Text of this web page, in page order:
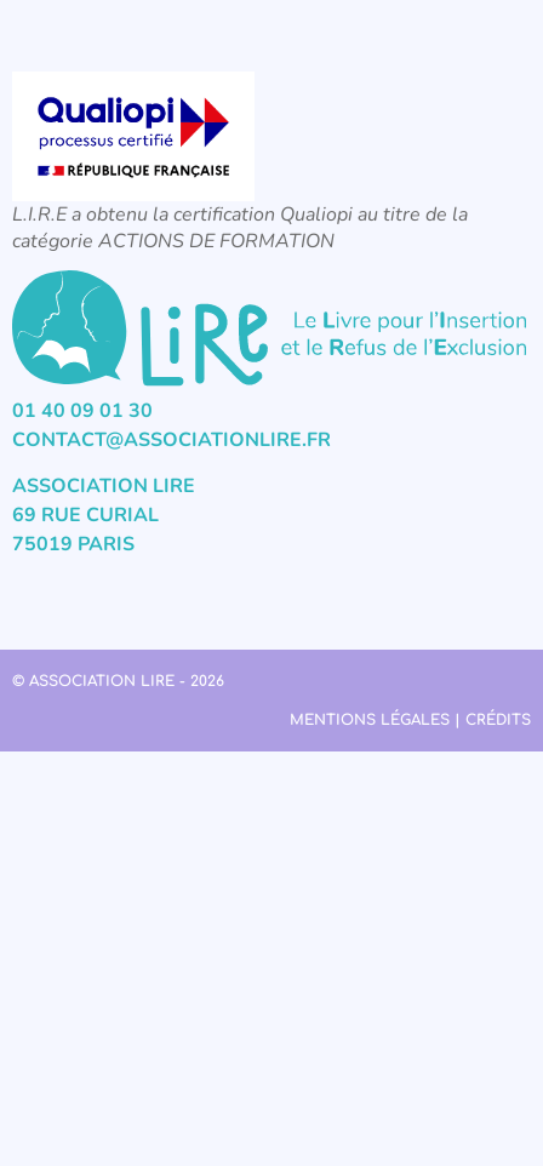
L.I.R.E a obtenu la certification Qualiopi au titre de la
catégorie ACTIONS DE FORMATION
01 40 09 01 30
CONTACT@ASSOCIATIONLIRE.FR
ASSOCIATION LIRE
69 RUE CURIAL
75019 PARIS
© ASSOCIATION LIRE - 2026
MENTIONS LÉGALES | CRÉDITS